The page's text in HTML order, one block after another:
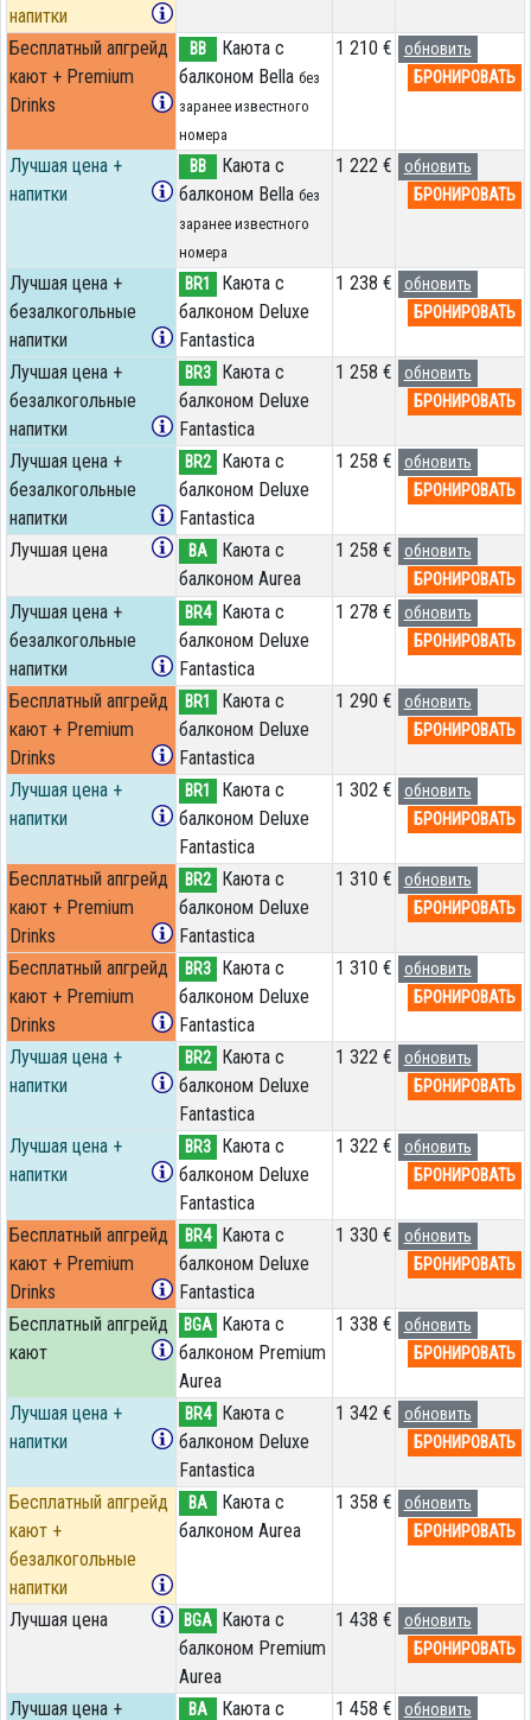
напитки
Бесплатный апгрейд
кают + Premium
Drinks
BB
Каюта с
балконом Bella без
заранее известного
номера
1 210 €
обновить
БРОНИРОВАТЬ
Лучшая цена +
напитки
BB
Каюта с
балконом Bella без
заранее известного
номера
1 222 €
обновить
БРОНИРОВАТЬ
Лучшая цена +
безалкогольные
напитки
BR1
Каюта с
балконом Deluxe
Fantastica
1 238 €
обновить
БРОНИРОВАТЬ
Лучшая цена +
безалкогольные
напитки
BR3
Каюта с
балконом Deluxe
Fantastica
1 258 €
обновить
БРОНИРОВАТЬ
Лучшая цена +
безалкогольные
напитки
BR2
Каюта с
балконом Deluxe
Fantastica
1 258 €
обновить
БРОНИРОВАТЬ
Лучшая цена BA
Каюта с
балконом Aurea
1 258 €
обновить
БРОНИРОВАТЬ
Лучшая цена +
безалкогольные
напитки
BR4
Каюта с
балконом Deluxe
Fantastica
1 278 €
обновить
БРОНИРОВАТЬ
Бесплатный апгрейд
кают + Premium
Drinks
BR1
Каюта с
балконом Deluxe
Fantastica
1 290 €
обновить
БРОНИРОВАТЬ
Лучшая цена +
напитки
BR1
Каюта с
балконом Deluxe
Fantastica
1 302 €
обновить
БРОНИРОВАТЬ
Бесплатный апгрейд
кают + Premium
Drinks
BR2
Каюта с
балконом Deluxe
Fantastica
1 310 €
обновить
БРОНИРОВАТЬ
Бесплатный апгрейд
кают + Premium
Drinks
BR3
Каюта с
балконом Deluxe
Fantastica
1 310 €
обновить
БРОНИРОВАТЬ
Лучшая цена +
напитки
BR2
Каюта с
балконом Deluxe
Fantastica
1 322 €
обновить
БРОНИРОВАТЬ
Лучшая цена +
напитки
BR3
Каюта с
балконом Deluxe
Fantastica
1 322 €
обновить
БРОНИРОВАТЬ
Бесплатный апгрейд
кают + Premium
Drinks
BR4
Каюта с
балконом Deluxe
Fantastica
1 330 €
обновить
БРОНИРОВАТЬ
Бесплатный апгрейд
кают
BGA Каюта с
балконом Premium
Aurea
1 338 €
обновить
БРОНИРОВАТЬ
Лучшая цена +
напитки
BR4
Каюта с
балконом Deluxe
Fantastica
1 342 €
обновить
БРОНИРОВАТЬ
Бесплатный апгрейд
кают +
безалкогольные
напитки
BA
Каюта с
балконом Aurea
1 358 €
обновить
БРОНИРОВАТЬ
Лучшая цена BGA Каюта с
балконом Premium
Aurea
1 438 €
обновить
БРОНИРОВАТЬ
Лучшая цена + BA Каюта с 1 458 € обновить